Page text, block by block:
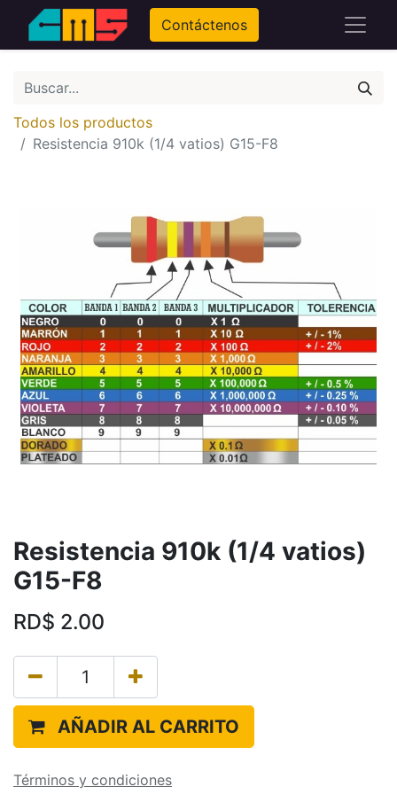
Contáctenos
Todos los productos
Resistencia 910k (1/4 vatios) G15-F8
Resistencia 910k (1/4 vatios)
G15-F8
RD$ 2.00
AÑADIR AL CARRITO
Términos y condiciones